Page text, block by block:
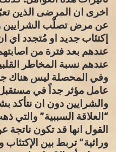
اخرى ان المرضى الذين
عن مرض تصلّب الشرايين
إكتئاب جديد او مُتجدد اي
عندهم بعد فترة من
عندهم نسبة المخاطر
وفي المحصلة ليس هناك
عامل مؤثر جداً في
والشرايين دون ان نتأكد
“العلاقة السببية” والتي
القول انها قد تكون ناتجة
وراثية” تربط بين